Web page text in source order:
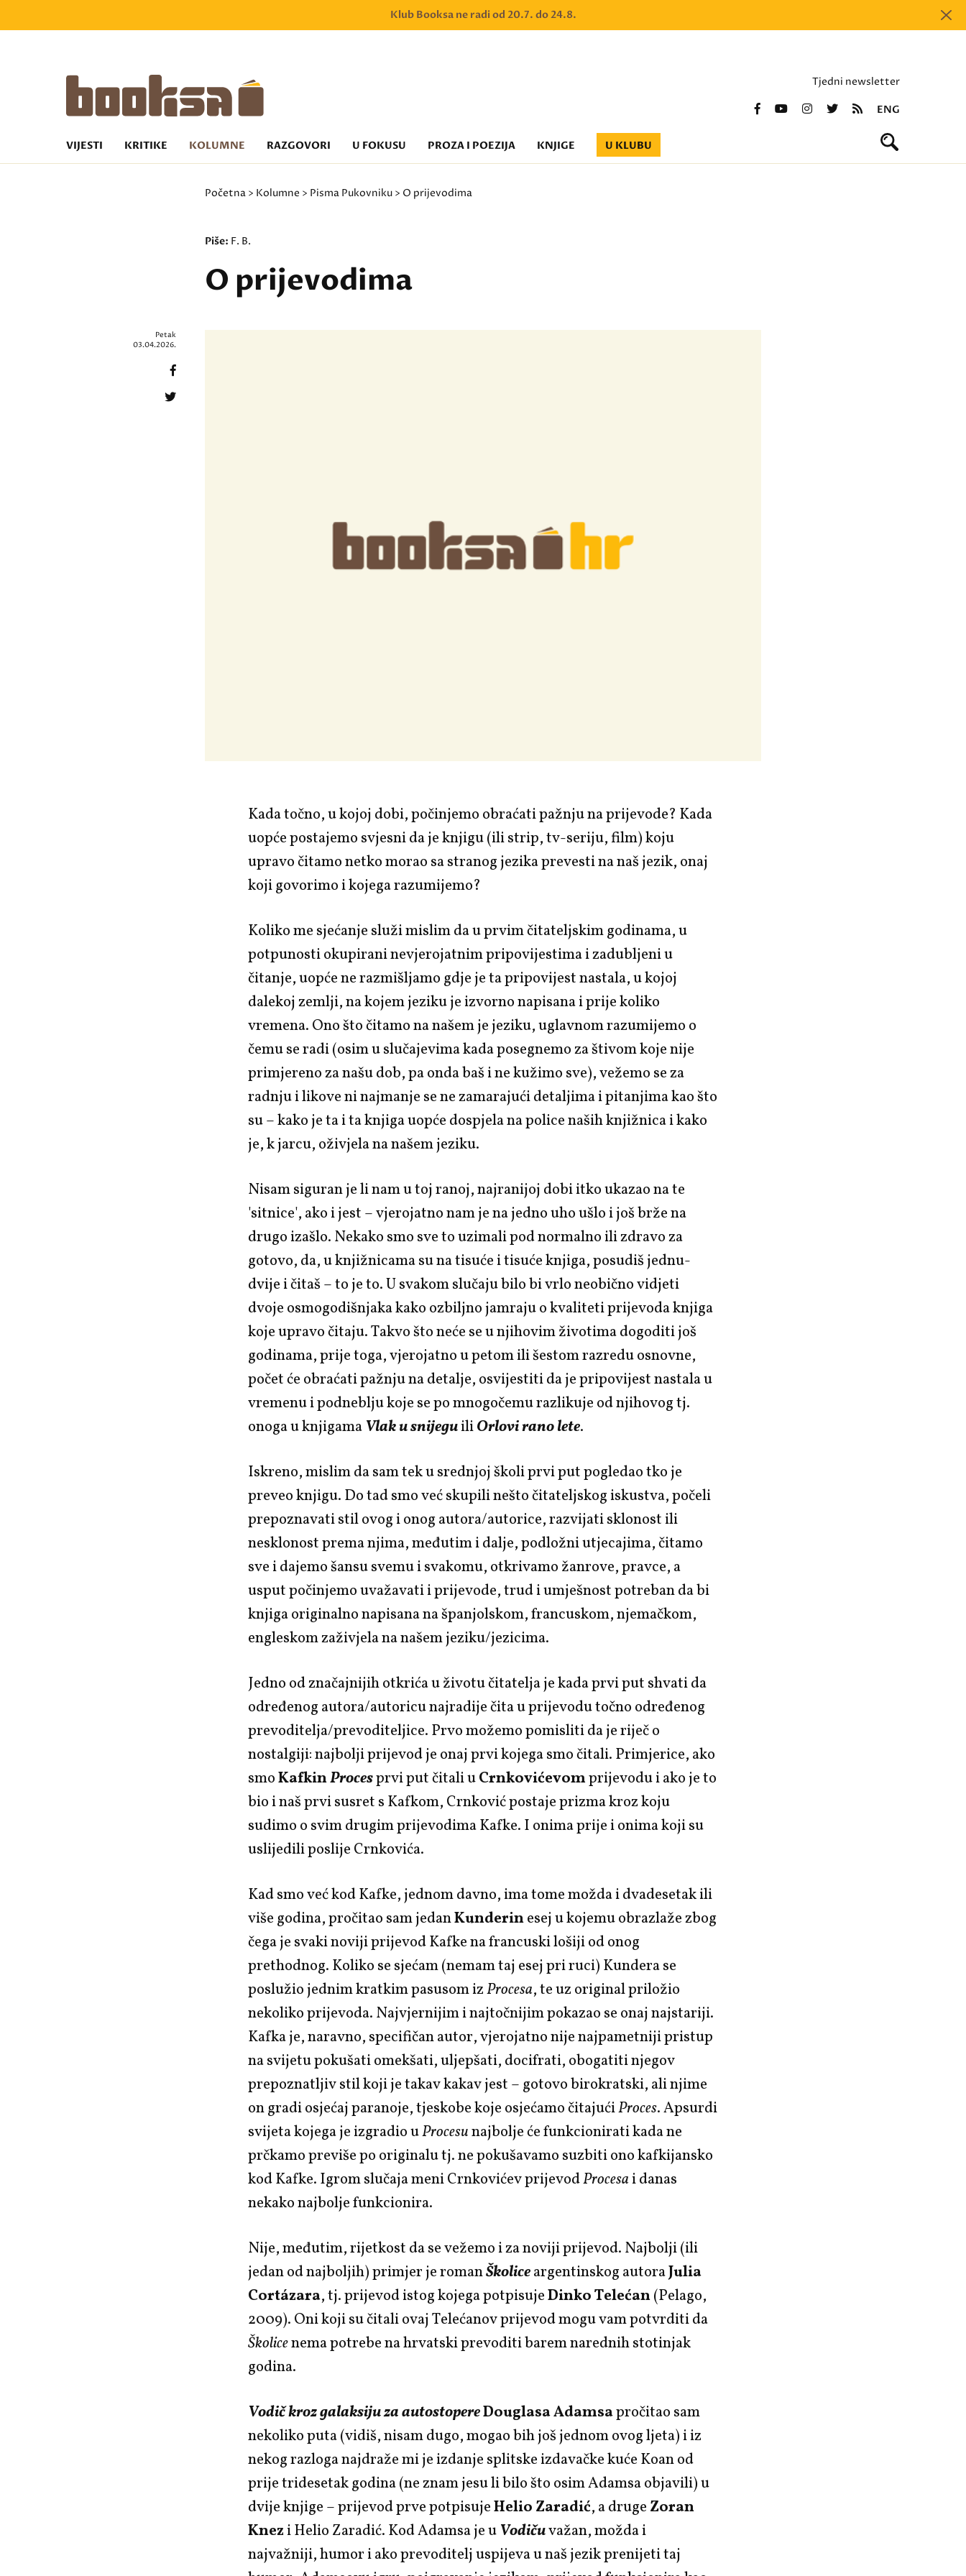
Klub Booksa ne radi od 20.7. do 24.8.
Tjedni newsletter
ENG
VIJESTI KRITIKE KOLUMNE RAZGOVORI U FOKUSU PROZA I POEZIJA KNJIGE U KLUBU
Početna > Kolumne > Pisma Pukovniku > O prijevodima
Piše: F. B.
O prijevodima
Petak
03.04.2026.
Kada točno, u kojoj dobi, počinjemo obraćati pažnju na prijevode? Kada
uopće postajemo svjesni da je knjigu (ili strip, tv-seriju, film) koju
upravo čitamo netko morao sa stranog jezika prevesti na naš jezik, onaj
koji govorimo i kojega razumijemo?
Koliko me sjećanje služi mislim da u prvim čitateljskim godinama, u
potpunosti okupirani nevjerojatnim pripovijestima i zadubljeni u
čitanje, uopće ne razmišljamo gdje je ta pripovijest nastala, u kojoj
dalekoj zemlji, na kojem jeziku je izvorno napisana i prije koliko
vremena. Ono što čitamo na našem je jeziku, uglavnom razumijemo o
čemu se radi (osim u slučajevima kada posegnemo za štivom koje nije
primjereno za našu dob, pa onda baš i ne kužimo sve), vežemo se za
radnju i likove ni najmanje se ne zamarajući detaljima i pitanjima kao što
su – kako je ta i ta knjiga uopće dospjela na police naših knjižnica i kako
je, k jarcu, oživjela na našem jeziku.
Nisam siguran je li nam u toj ranoj, najranijoj dobi itko ukazao na te
'sitnice', ako i jest – vjerojatno nam je na jedno uho ušlo i još brže na
drugo izašlo. Nekako smo sve to uzimali pod normalno ili zdravo za
gotovo, da, u knjižnicama su na tisuće i tisuće knjiga, posudiš jednu-
dvije i čitaš – to je to. U svakom slučaju bilo bi vrlo neobično vidjeti
dvoje osmogodišnjaka kako ozbiljno jamraju o kvaliteti prijevoda knjiga
koje upravo čitaju. Takvo što neće se u njihovim životima dogoditi još
godinama, prije toga, vjerojatno u petom ili šestom razredu osnovne,
počet će obraćati pažnju na detalje, osvijestiti da je pripovijest nastala u
vremenu i podneblju koje se po mnogočemu razlikuje od njihovog tj.
onoga u knjigama Vlak u snijeguiliOrlovi rano lete.
Iskreno, mislim da sam tek u srednjoj školi prvi put pogledao tko je
preveo knjigu. Do tad smo već skupili nešto čitateljskog iskustva, počeli
prepoznavati stil ovog i onog autora/autorice, razvijati sklonost ili
nesklonost prema njima, međutim i dalje, podložni utjecajima, čitamo
sve i dajemo šansu svemu i svakomu, otkrivamo žanrove, pravce, a
usput počinjemo uvažavati i prijevode, trud i umješnost potreban da bi
knjiga originalno napisana na španjolskom, francuskom, njemačkom,
engleskom zaživjela na našem jeziku/jezicima.
Jedno od značajnijih otkrića u životu čitatelja je kada prvi put shvati da
određenog autora/autoricu najradije čita u prijevodu točno određenog
prevoditelja/prevoditeljice. Prvo možemo pomisliti da je riječ o
nostalgiji: najbolji prijevod je onaj prvi kojega smo čitali. Primjerice, ako
smoKafkinProcesprvi put čitali uCrnkovićevomprijevodu i ako je to
bio i naš prvi susret s Kafkom, Crnković postaje prizma kroz koju
sudimo o svim drugim prijevodima Kafke. I onima prije i onima koji su
uslijedili poslije Crnkovića.
Kad smo već kod Kafke, jednom davno, ima tome možda i dvadesetak ili
više godina, pročitao sam jedanKunderinesej u kojemu obrazlaže zbog
čega je svaki noviji prijevod Kafke na francuski lošiji od onog
prethodnog. Koliko se sjećam (nemam taj esej pri ruci) Kundera se
poslužio jednim kratkim pasusom izProcesa, te uz original priložio
nekoliko prijevoda. Najvjernijim i najtočnijim pokazao se onaj najstariji.
Kafka je, naravno, specifičan autor, vjerojatno nije najpametniji pristup
na svijetu pokušati omekšati, uljepšati, docifrati, obogatiti njegov
prepoznatljiv stil koji je takav kakav jest – gotovo birokratski, ali njime
on gradi osjećaj paranoje, tjeskobe koje osjećamo čitajućiProces. Apsurdi
svijeta kojega je izgradio uProcesunajbolje će funkcionirati kada ne
prčkamo previše po originalu tj. ne pokušavamo suzbiti ono kafkijansko
kod Kafke. Igrom slučaja meni Crnkovićev prijevodProcesai danas
nekako najbolje funkcionira.
Nije, međutim, rijetkost da se vežemo i za noviji prijevod. Najbolji (ili
jedan od najboljih) primjer je romanŠkoliceargentinskog autoraJulia
Cortázara, tj. prijevod istog kojega potpisujeDinko Telećan(Pelago,
2009). Oni koji su čitali ovaj Telećanov prijevod mogu vam potvrditi da
Školicenema potrebe na hrvatski prevoditi barem narednih stotinjak
godina.
Vodič kroz galaksiju za autostopereDouglasa Adamsapročitao sam
nekoliko puta (vidiš, nisam dugo, mogao bih još jednom ovog ljeta) i iz
nekog razloga najdraže mi je izdanje splitske izdavačke kuće Koan od
prije tridesetak godina (ne znam jesu li bilo što osim Adamsa objavili) u
dvije knjige – prijevod prve potpisujeHelio Zaradić, a druge Zoran
Knezi Helio Zaradić. Kod Adamsa je u Vodičuvažan, možda i
najvažniji, humor i ako prevoditelj uspijeva u naš jezik prenijeti taj